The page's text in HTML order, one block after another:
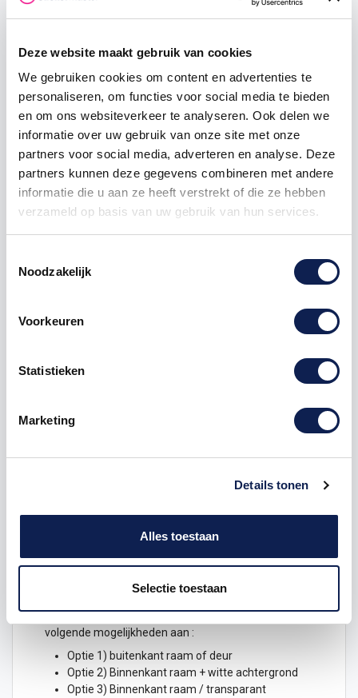
Deze website maakt gebruik van cookies
We gebruiken cookies om content en advertenties te
personaliseren, om functies voor social media te bieden
en om ons websiteverkeer te analyseren. Ook delen we
informatie over uw gebruik van onze site met onze
partners voor social media, adverteren en analyse. Deze
partners kunnen deze gegevens combineren met andere
informatie die u aan ze heeft verstrekt of die ze hebben
verzameld op basis van uw gebruik van hun services.
Noodzakelijk
Voorkeuren
Statistieken
Marketing
Details tonen
Alles toestaan
Selectie toestaan
€ 1,20
100 € 1,12 € 37,50
250 € 1,05 € 112,50
1000 € 0,75 € 750,00
20 cm
ondergronden geplakt worden daarom bieden wij de
volgende mogelijkheden aan :
Optie 1) buitenkant raam ofdeur
Optie 2) Binnenkant raam + witte achtergrond
Optie 3) Binnenkant raam / transparant